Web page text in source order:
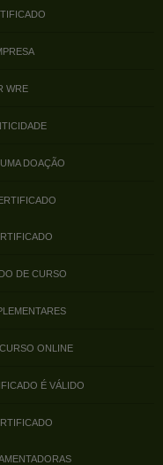
WRE
DOAÇÃO
DE CURSO
ONLINE
É VÁLIDO